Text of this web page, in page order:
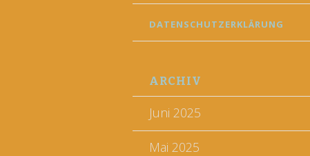
DATENSCHUTZERKLÄRUNG
ARCHIV
Juni 2025
Mai 2025